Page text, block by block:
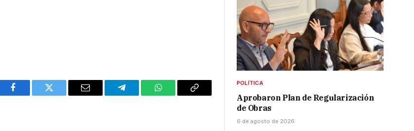
Facebook Twitter Email Telegram WhatsAppCopy
POLÍTICA
Aprobaron Plan de Regularización
de Obras
6 de agosto de 2026